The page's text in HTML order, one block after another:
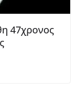
47χρονος